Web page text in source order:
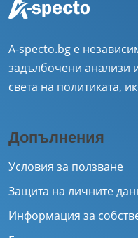
A-specto.bg е
задълбочени анализи
света на политиката,
Допълнения
Условия за ползване
Защита на личните
Информация за